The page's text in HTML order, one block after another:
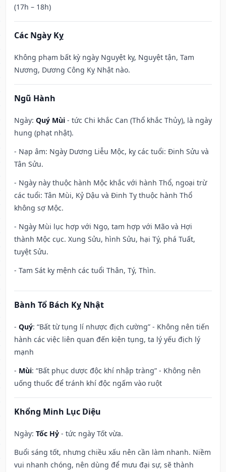
(17h – 18h)
Các Ngày Kỵ
Không phạm bất kỳ ngày Nguyệt kỵ, Nguyệt tận, Tam
Nương, Dương Công Kỵ Nhật nào.
Ngũ Hành
Ngày: Quý Mùi - tức Chi khắc Can (Thổ khắc Thủy), là ngày
hung (phạt nhật).
- Nạp âm: Ngày Dương Liễu Mộc, kỵ các tuổi: Đinh Sửu và
Tân Sửu.
- Ngày này thuộc hành Mộc khắc với hành Thổ, ngoại trừ
các tuổi: Tân Mùi, Kỷ Dậu và Đinh Tỵ thuộc hành Thổ
không sợ Mộc.
- Ngày Mùi lục hợp với Ngọ, tam hợp với Mão và Hợi
thành Mộc cục. Xung Sửu, hình Sửu, hại Tý, phá Tuất,
tuyệt Sửu.
- Tam Sát kỵ mệnh các tuổi Thân, Tý, Thìn.
Bành Tổ Bách Kỵ Nhật
- Quý: “Bất từ tụng lí nhược địch cường” - Không nên tiến
hành các việc liên quan đến kiện tụng, ta lý yếu địch lý
mạnh
- Mùi: “Bất phục dược độc khí nhập tràng” - Không nên
uống thuốc để tránh khí độc ngấm vào ruột
Khổng Minh Lục Diệu
Ngày: Tốc Hỷ - tức ngày Tốt vừa.
Buổi sáng tốt, nhưng chiều xấu nên cần làm nhanh. Niềm
vui nhanh chóng, nên dùng để mưu đại sự, sẽ thành